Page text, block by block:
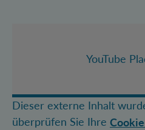
YouTube
Dieser externe Inhalt
überprüfen Sie Ihre